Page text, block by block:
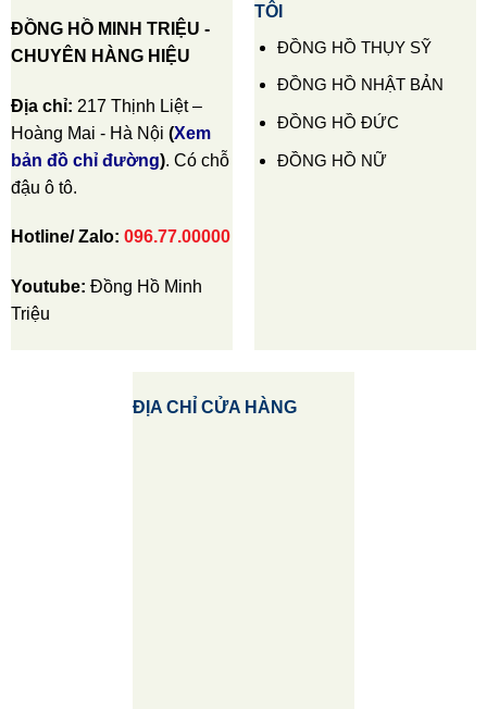
ĐỒNG HỒ MINH TRIỆU -
CHUYÊN HÀNG HIỆU
Địa chỉ: 217 Thịnh Liệt –
Hoàng Mai - Hà Nội (Xem
bản đồ chỉ đường). Có chỗ
đậu ô tô.
Hotline/ Zalo: 096.77.00000
Youtube: Đồng Hồ Minh
Triệu
TÔI
ĐỒNG HỒ THỤY SỸ
ĐỒNG HỒ NHẬT BẢN
ĐỒNG HỒ ĐỨC
ĐỒNG HỒ NỮ
ĐỊA CHỈ CỬA HÀNG